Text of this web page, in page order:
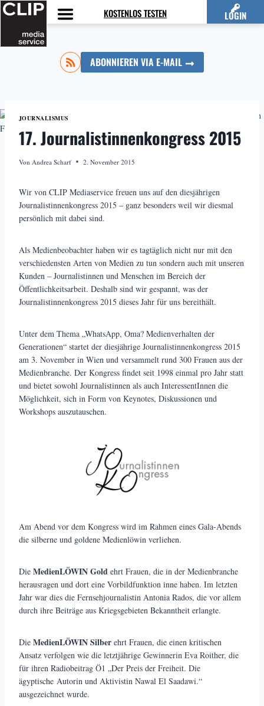
Zum
Inhalt
springen
KOSTENLOS TESTEN LOGIN
ABONNIEREN VIA E-MAIL
JOURNALISMUS
17. Journalistinnenkongress 2015
Von Andrea Scharf 2. November 2015
Wir von CLIP Mediaservice freuen uns auf den diesjährigen
Journalistinnenkongress 2015 – ganz besonders weil wir diesmal
persönlich mit dabei sind.
Als Medienbeobachter haben wir es tagtäglich nicht nur mit den
verschiedensten Arten von Medien zu tun sondern auch mit unseren
Kunden – Journalistinnen und Menschen im Bereich der
Öffentlichkeitsarbeit. Deshalb sind wir gespannt, was der
Journalistinnenkongress 2015 dieses Jahr für uns bereithält.
Unter dem Thema „WhatsApp, Oma? Medienverhalten der
Generationen“ startet der diesjährige Journalistinnenkongress 2015
am 3. November in Wien und versammelt rund 300 Frauen aus der
Medienbranche. Der Kongress findet seit 1998 einmal pro Jahr statt
und bietet sowohl Journalistinnen als auch InteressentInnen die
Möglichkeit, sich in Form von Keynotes, Diskussionen und
Workshops auszutauschen.
Am Abend vor dem Kongress wird im Rahmen eines Gala-Abends
die silberne und goldene Medienlöwin verliehen.
Die MedienLÖWIN Gold ehrt Frauen, die in der Medienbranche
herausragen und dort eine Vorbildfunktion inne haben. Im letzten
Jahr war dies die Fernsehjournalistin Antonia Rados, die vor allem
durch ihre Beiträge aus Kriegsgebieten Bekanntheit erlangte.
Die MedienLÖWIN Silber ehrt Frauen, die einen kritischen
Ansatz verfolgen wie die letztjährige Gewinnerin Eva Roither, die
für ihren Radiobeitrag Ö1 „Der Preis der Freiheit. Die
ägyptische Autorin und Aktivistin Nawal El Saadawi.“
ausgezeichnet wurde.